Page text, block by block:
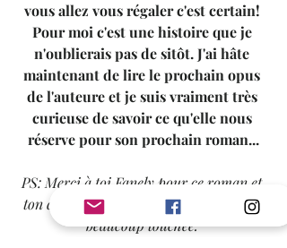
vous allez vous régaler c'est certain!
Pour moi c'est une histoire que je
n'oublierais pas de sitôt. J'ai hâte
maintenant de lire le prochain opus
de l'auteure et je suis vraiment très
curieuse de savoir ce qu'elle nous
réserve pour son prochain roman...
PS: Merci à toi Fanely pour ce roman et
ton clin d’œil en remerciements, ça m'a
beaucoup touchée.